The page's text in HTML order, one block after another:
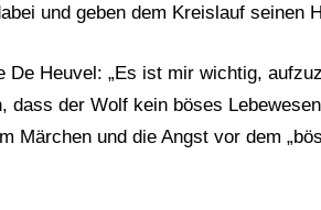
und geben dem Kreislauf seinen
Heuvel: „Es ist mir wichtig,
der Wolf kein böses
Märchen und die Angst vor dem